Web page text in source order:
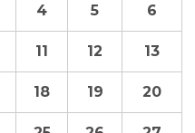
4 5 6
11 12 13
18 19 20